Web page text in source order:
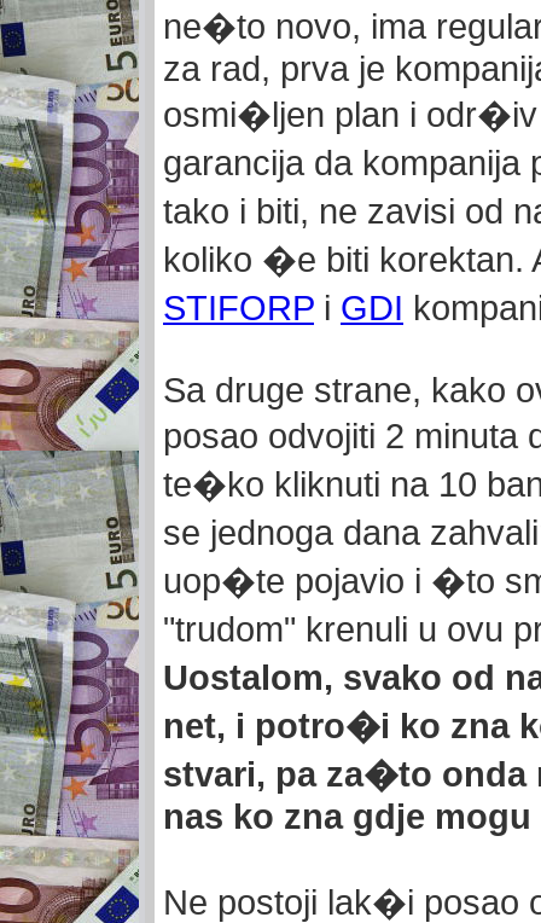
ne�to novo, ima
za rad, prva je
osmi�ljen plan i odr�iv
garancija da kompanija
tako i biti, ne zavisi od
koliko �e biti korektan.
STIFORP i GDI
Sa druge strane, kako
posao odvojiti 2
te�ko kliknuti na 10
se jednoga dana
uop�te pojavio i �to
"trudom" krenuli u ovu
Uostalom, svako od
net, i potro�i ko zna
stvari, pa za�to onda
nas ko zna gdje
Ne postoji lak�i posao